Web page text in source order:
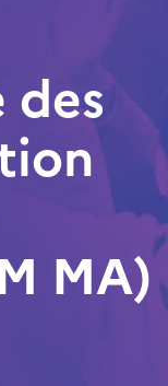
des
MA)